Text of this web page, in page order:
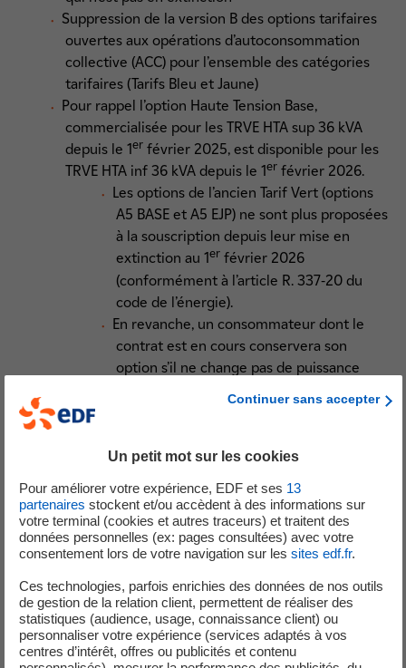
Suppression de la version B des options tarifaires
ouvertes aux opérations d’autoconsommation
collective (ACC) pour l’ensemble des catégories
tarifaires (Tarifs Bleu et Jaune)
Pour rappel l’option Haute Tension Base,
commercialisée pour les TRVE HTA sup 36 kVA
depuis le 1er février 2025, est disponible pour les
TRVE HTA inf 36 kVA depuis le 1er février 2026.
Les options de l’ancien Tarif Vert (options
A5 BASE et A5 EJP) ne sont plus proposées
à la souscription depuis leur mise en
extinction au 1er février 2026
(conformément à l’article R. 337-20 du
code de l’énergie).
En revanche, un consommateur dont le
contrat est en cours conservera son
option s’il ne change pas de puissance
L’énergie réactive est facturée également en
modalités de facturation de l’énergie réactive en
conditions prévues par la délibération de la CRE
relative au TURPE 7.
La fiscalité applicable aux TRV évolue :
Les niveaux hors TVA de l’accise sur l’électricité
(anciennement CSPE) applicable au 1erfévrier
2026 (1)évoluent légèrement à la baisse :
30,62 €/MWh pour les ménages et les
Continuer sans accepter
Un petit mot sur les cookies
Pour améliorer votre expérience, EDF et ses 13
partenaires stockent et/ou accèdent à des informations sur
votre terminal (cookies et autres traceurs) et traitent des
données personnelles (ex: pages consultées) avec votre
consentement lors de votre navigation sur les sites edf.fr.
Ces technologies, parfois enrichies des données de nos outils
de gestion de la relation client, permettent de réaliser des
statistiques (audience, usage, connaissance client) ou
personnaliser votre expérience (services adaptés à vos
centres d’intérêt, offres ou publicités et contenu